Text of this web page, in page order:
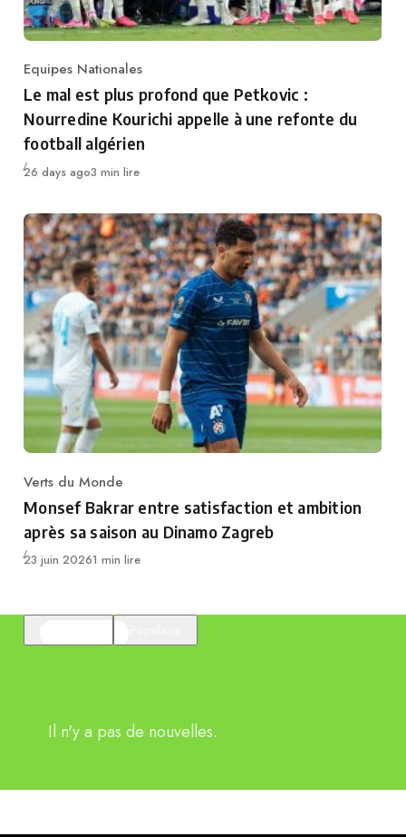
Category
Equipes Nationales
Le mal est plus profond que Petkovic :
Nourredine Kourichi appelle à une refonte du
football algérien
Publié
26 days ago3 min lire
Category
Verts du Monde
Monsef Bakrar entre satisfaction et ambition
après sa saison au Dinamo Zagreb
Publié
23 juin 20261 min lire
Il n'y a pas de nouvelles.